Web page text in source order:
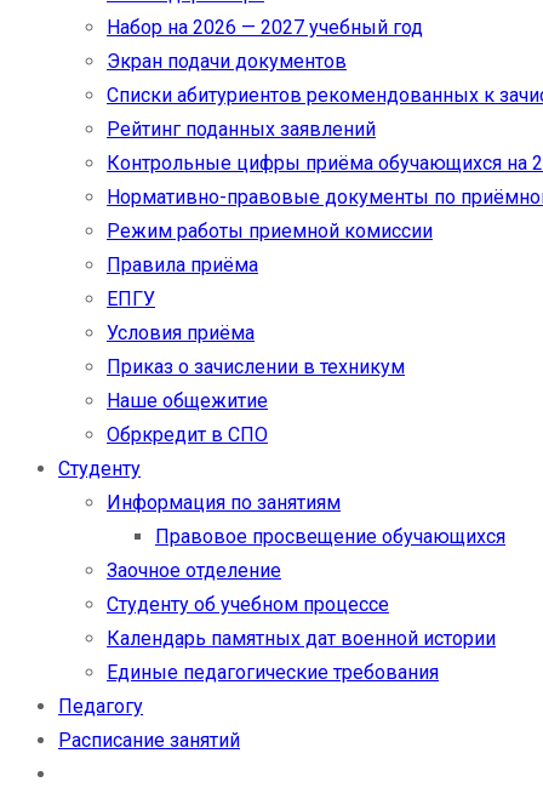
Набор на 2026 — 2027 учебный год
Экран подачи документов
Cписки абитуриентов рекомендованных к
Рейтинг поданных заявлений
Контрольные цифры приёма обучающихся на
Нормативно-правовые документы по
Режим работы приемной комиссии
Правила приёма
ЕПГУ
Условия приёма
Приказ о зачислении в техникум
Наше общежитие
Обркредит в СПО
Студенту
Информация по занятиям
Правовое просвещение обучающихся
Заочное отделение
Студенту об учебном процессе
Календарь памятных дат военной истории
Единые педагогические требования
Педагогу
Расписание занятий